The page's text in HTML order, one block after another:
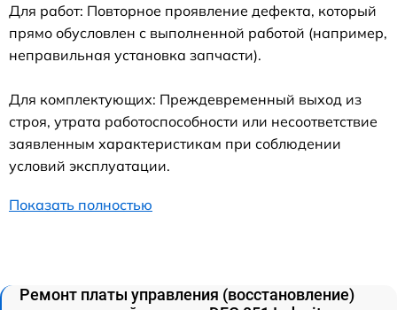
Для работ: Повторное проявление дефекта, который
прямо обусловлен с выполненной работой (например,
неправильная установка запчасти).
Для комплектующих: Преждевременный выход из
строя, утрата работоспособности или несоответствие
заявленным характеристикам при соблюдении
условий эксплуатации.
Показать полностью
Ремонт платы управления (восстановление)